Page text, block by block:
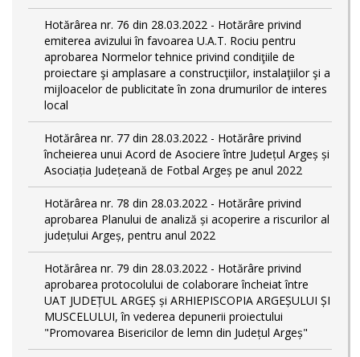
Hotărârea nr. 76 din 28.03.2022 - Hotărâre privind
emiterea avizului în favoarea U.A.T. Rociu pentru
aprobarea Normelor tehnice privind condiţiile de
proiectare şi amplasare a construcţiilor, instalaţiilor şi a
mijloacelor de publicitate în zona drumurilor de interes
local
Hotărârea nr. 77 din 28.03.2022 - Hotărâre privind
încheierea unui Acord de Asociere între Județul Argeș și
Asociația Județeană de Fotbal Argeș pe anul 2022
Hotărârea nr. 78 din 28.03.2022 - Hotărâre privind
aprobarea Planului de analiză și acoperire a riscurilor al
județului Argeș, pentru anul 2022
Hotărârea nr. 79 din 28.03.2022 - Hotărâre privind
aprobarea protocolului de colaborare încheiat între
UAT JUDEȚUL ARGEȘ și ARHIEPISCOPIA ARGEȘULUI ȘI
MUSCELULUI, în vederea depunerii proiectului
"Promovarea Bisericilor de lemn din Județul Argeș"